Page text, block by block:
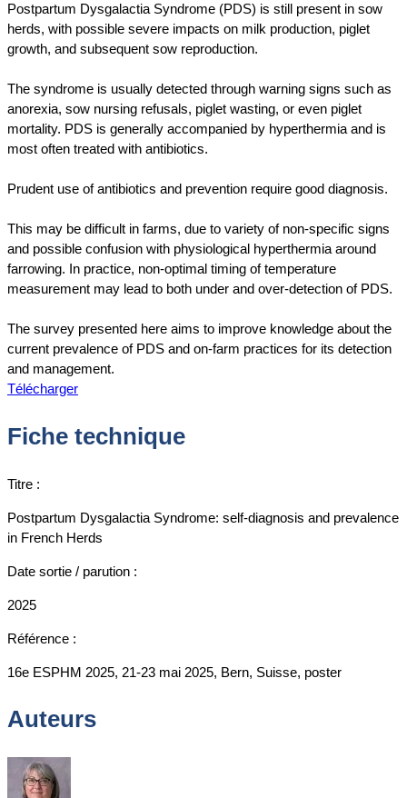
Postpartum Dysgalactia Syndrome (PDS) is still present in sow
herds, with possible severe impacts on milk production, piglet
growth, and subsequent sow reproduction.
The syndrome is usually detected through warning signs such as
anorexia, sow nursing refusals, piglet wasting, or even piglet
mortality. PDS is generally accompanied by hyperthermia and is
most often treated with antibiotics.
Prudent use of antibiotics and prevention require good diagnosis.
This may be difficult in farms, due to variety of non-specific signs
and possible confusion with physiological hyperthermia around
farrowing. In practice, non-optimal timing of temperature
measurement may lead to both under and over-detection of PDS.
The survey presented here aims to improve knowledge about the
current prevalence of PDS and on-farm practices for its detection
and management.
Télécharger
Fiche technique
Titre :
Postpartum Dysgalactia Syndrome: self-diagnosis and prevalence
in French Herds
Date sortie / parution :
2025
Référence :
16e ESPHM 2025, 21-23 mai 2025, Bern, Suisse, poster
Auteurs